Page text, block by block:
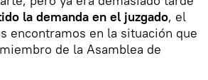
la demanda en el juzgado, el
encontramos en la situación que
de la Asamblea de